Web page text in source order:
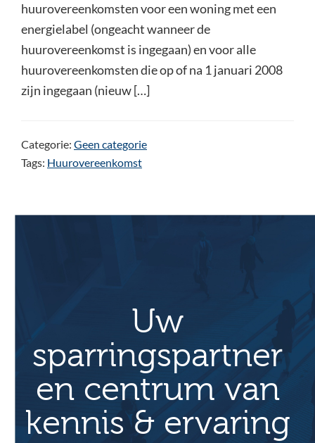
huurovereenkomsten voor een woning met een
energielabel (ongeacht wanneer de
huurovereenkomst is ingegaan) en voor alle
huurovereenkomsten die op of na 1 januari 2008
zijn ingegaan (nieuw […]
Categorie: Geen categorie
Tags: Huurovereenkomst
Uw
sparringspartner
en centrum van
kennis & ervaring